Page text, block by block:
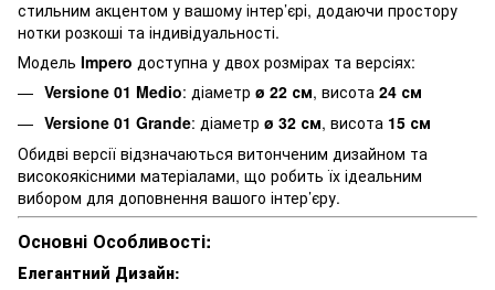
стильним акцентом у вашому інтер’єрі, додаючи простору
нотки розкоші та індивідуальності.
Модель Impero доступна у двох розмірах та версіях:
Versione 01 Medio: діаметр ø 22 см, висота 24 см
Versione 01 Grande: діаметр ø 32 см, висота 15 см
Обидві версії відзначаються витонченим дизайном та
високоякісними матеріалами, що робить їх ідеальним
вибором для доповнення вашого інтер’єру.
Основні Особливості:
Елегантний Дизайн: